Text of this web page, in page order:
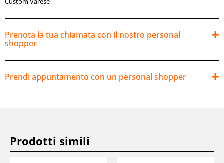
Prenota la tua chiamata con il nostro personal
shopper
Prendi appuntamento con un personal shopper
Prodotti simili